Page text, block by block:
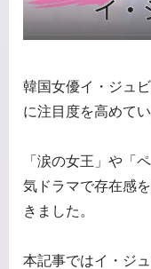
韓国女優イ・ジュ
に注目度を高めて
「涙の女王」や「
気ドラマで存在感
きました。
本記事ではイ・ジ